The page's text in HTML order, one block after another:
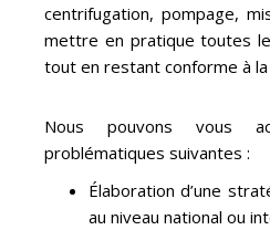
centrifugation, pompage,
mettre en pratique toutes
tout en restant conforme à
Nous pouvons vous
problématiques suivantes :
Élaboration d’une
au niveau national ou